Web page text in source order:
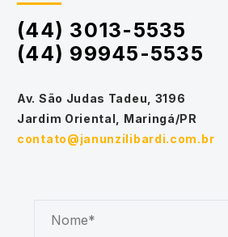
(44) 3013-5535
(44) 99945-5535
Av. São Judas Tadeu, 3196
Jardim Oriental, Maringá/PR
contato@janunzilibardi.com.br